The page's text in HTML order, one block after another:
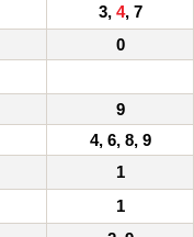
3, 4, 7
0
9
4, 6, 8, 9
1
1